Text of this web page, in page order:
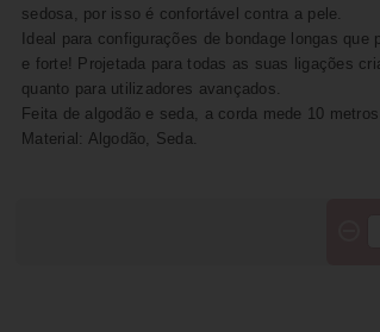
sedosa, por isso é confortável contra a pele.
Ideal para configurações de bondage longas
e forte! Projetada para todas as suas ligações
quanto para utilizadores avançados.
Feita de algodão e seda, a corda mede 10
Material: Algodão, Seda.